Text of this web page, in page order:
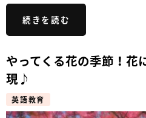
続きを読む
やってくる花の季節！花
現♪
英語教育